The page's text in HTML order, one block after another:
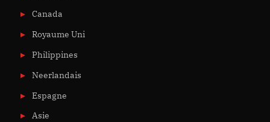
Canada
Royaume Uni
Philippines
Neerlandais
Espagne
Asie